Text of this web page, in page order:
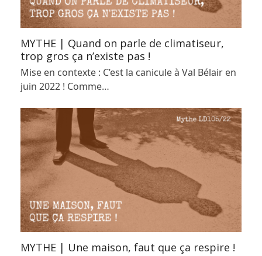
MYTHE | Quand on parle de climatiseur,
trop gros ça n’existe pas !
Mise en contexte : C’est la canicule à Val Bélair en
juin 2022 ! Comme…
MYTHE | Une maison, faut que ça respire !